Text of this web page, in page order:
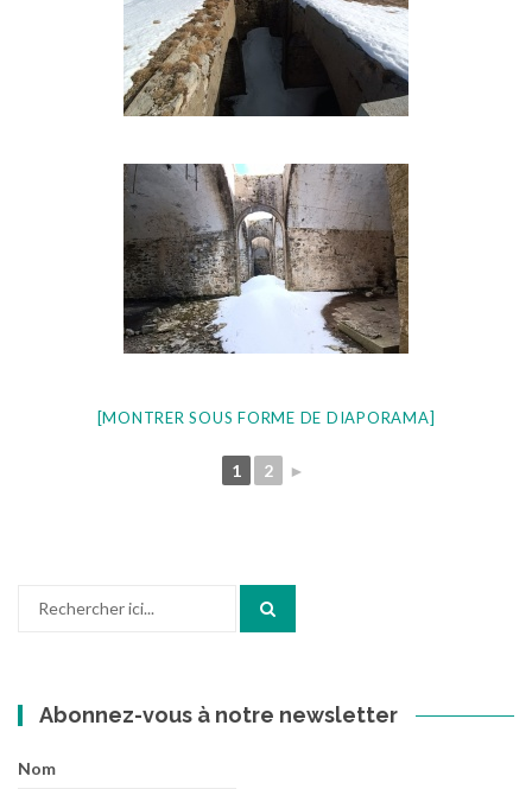
[MONTRER SOUS FORME DE DIAPORAMA]
1 2 ►
Abonnez-vous à notre newsletter
Nom